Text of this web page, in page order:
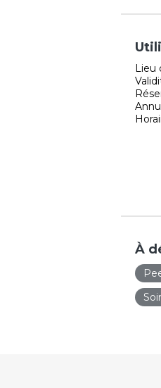
Lieu
À